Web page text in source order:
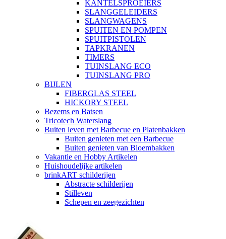
KANTELSPROEIERS
SLANGGELEIDERS
SLANGWAGENS
SPUITEN EN POMPEN
SPUITPISTOLEN
TAPKRANEN
TIMERS
TUINSLANG ECO
TUINSLANG PRO
BIJLEN
FIBERGLAS STEEL
HICKORY STEEL
Bezems en Batsen
Tricotech Waterslang
Buiten leven met Barbecue en Platenbakken
Buiten genieten met een Barbecue
Buiten genieten van Bloembakken
Vakantie en Hobby Artikelen
Huishoudelijke artikelen
brinkART schilderijen
Abstracte schilderijen
Stilleven
Schepen en zeegezichten